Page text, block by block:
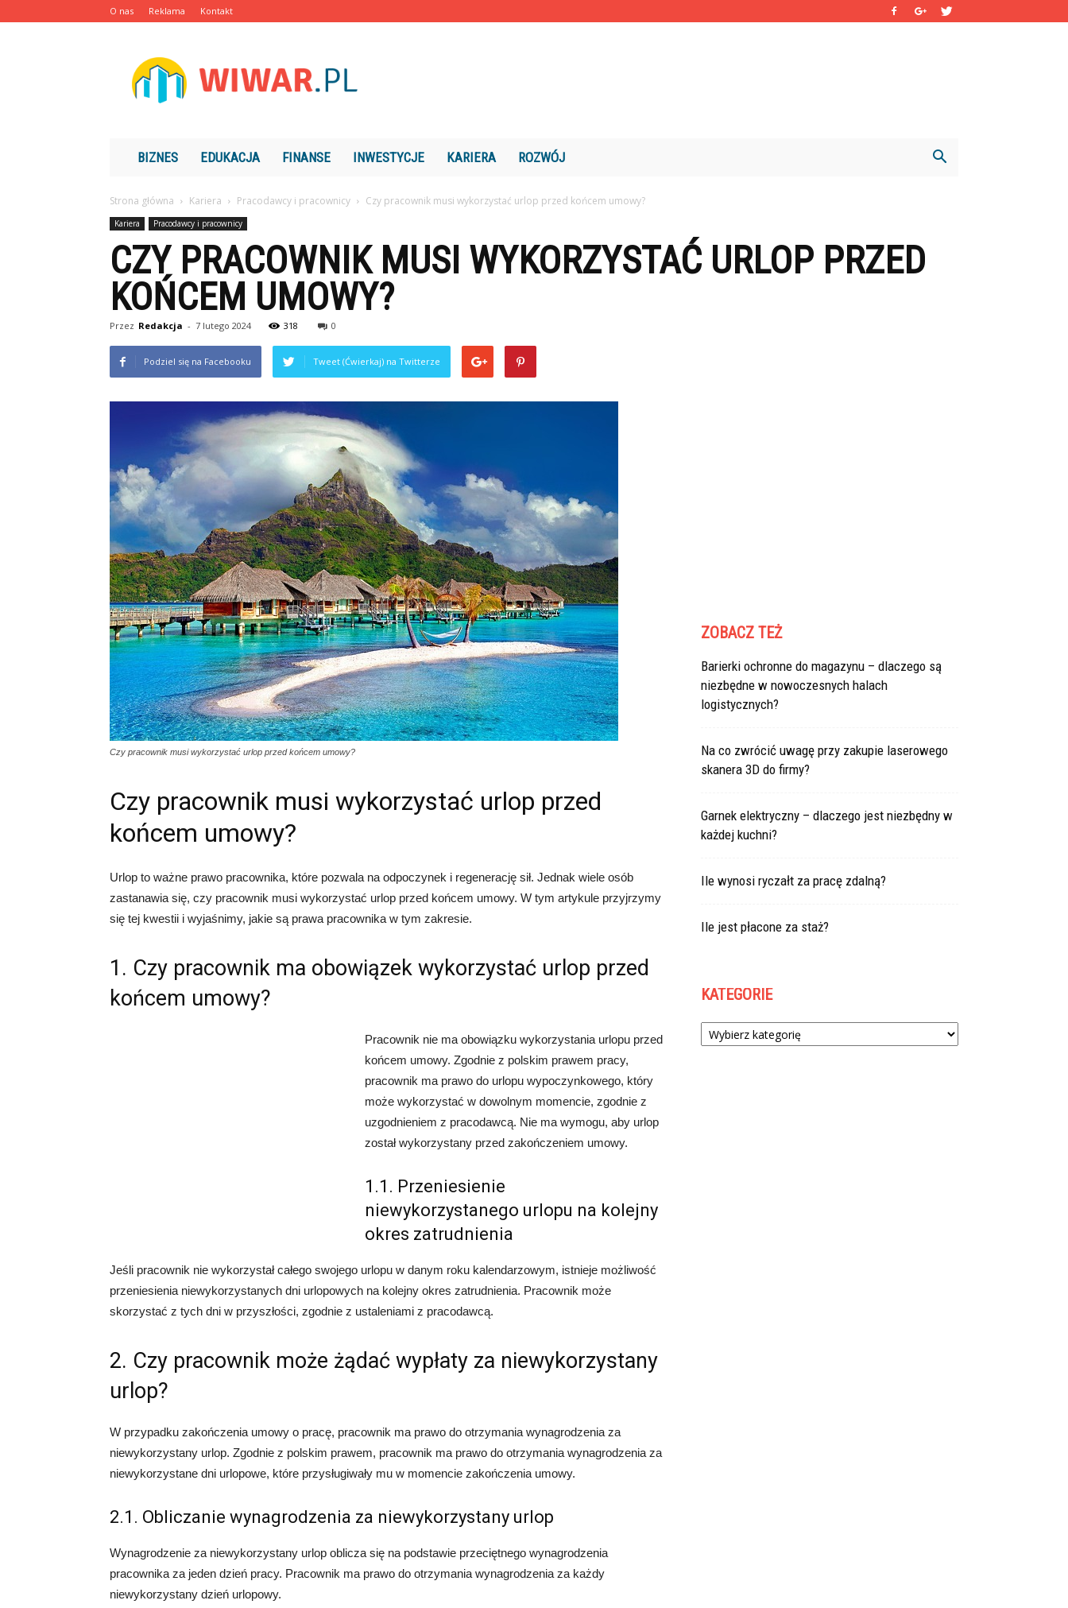
O nas Reklama Kontakt
BIZNES EDUKACJA FINANSE INWESTYCJE KARIERA ROZWÓJ
Strona główna Kariera Pracodawcy i pracownicy Czy pracownik musi wykorzystać urlop przed końcem umowy?
Kariera Pracodawcy i pracownicy
CZY PRACOWNIK MUSI WYKORZYSTAĆ URLOP PRZED
KOŃCEM UMOWY?
Przez Redakcja - 7 lutego 2024 318 0
Podziel się na Facebooku Tweet (Ćwierkaj) na Twitterze
Czy pracownik musi wykorzystać urlop przed końcem umowy?
Czy pracownik musi wykorzystać urlop przed
końcem umowy?
Urlop to ważne prawo pracownika, które pozwala na odpoczynek i regenerację sił. Jednak wiele osób
zastanawia się, czy pracownik musi wykorzystać urlop przed końcem umowy. W tym artykule przyjrzymy
się tej kwestii i wyjaśnimy, jakie są prawa pracownika w tym zakresie.
1. Czy pracownik ma obowiązek wykorzystać urlop przed
końcem umowy?
Pracownik nie ma obowiązku wykorzystania urlopu przed
końcem umowy. Zgodnie z polskim prawem pracy,
pracownik ma prawo do urlopu wypoczynkowego, który
może wykorzystać w dowolnym momencie, zgodnie z
uzgodnieniem z pracodawcą. Nie ma wymogu, aby urlop
został wykorzystany przed zakończeniem umowy.
1.1. Przeniesienie
niewykorzystanego urlopu na kolejny
okres zatrudnienia
Jeśli pracownik nie wykorzystał całego swojego urlopu w danym roku kalendarzowym, istnieje możliwość
przeniesienia niewykorzystanych dni urlopowych na kolejny okres zatrudnienia. Pracownik może
skorzystać z tych dni w przyszłości, zgodnie z ustaleniami z pracodawcą.
2. Czy pracownik może żądać wypłaty za niewykorzystany
urlop?
W przypadku zakończenia umowy o pracę, pracownik ma prawo do otrzymania wynagrodzenia za
niewykorzystany urlop. Zgodnie z polskim prawem, pracownik ma prawo do otrzymania wynagrodzenia za
niewykorzystane dni urlopowe, które przysługiwały mu w momencie zakończenia umowy.
2.1. Obliczanie wynagrodzenia za niewykorzystany urlop
Wynagrodzenie za niewykorzystany urlop oblicza się na podstawie przeciętnego wynagrodzenia
pracownika za jeden dzień pracy. Pracownik ma prawo do otrzymania wynagrodzenia za każdy
niewykorzystany dzień urlopowy.
ZOBACZ TEŻ
Barierki ochronne do magazynu – dlaczego są
niezbędne w nowoczesnych halach
logistycznych?
Na co zwrócić uwagę przy zakupie laserowego
skanera 3D do firmy?
Garnek elektryczny – dlaczego jest niezbędny w
każdej kuchni?
Ile wynosi ryczałt za pracę zdalną?
Ile jest płacone za staż?
KATEGORIE
Kategorie